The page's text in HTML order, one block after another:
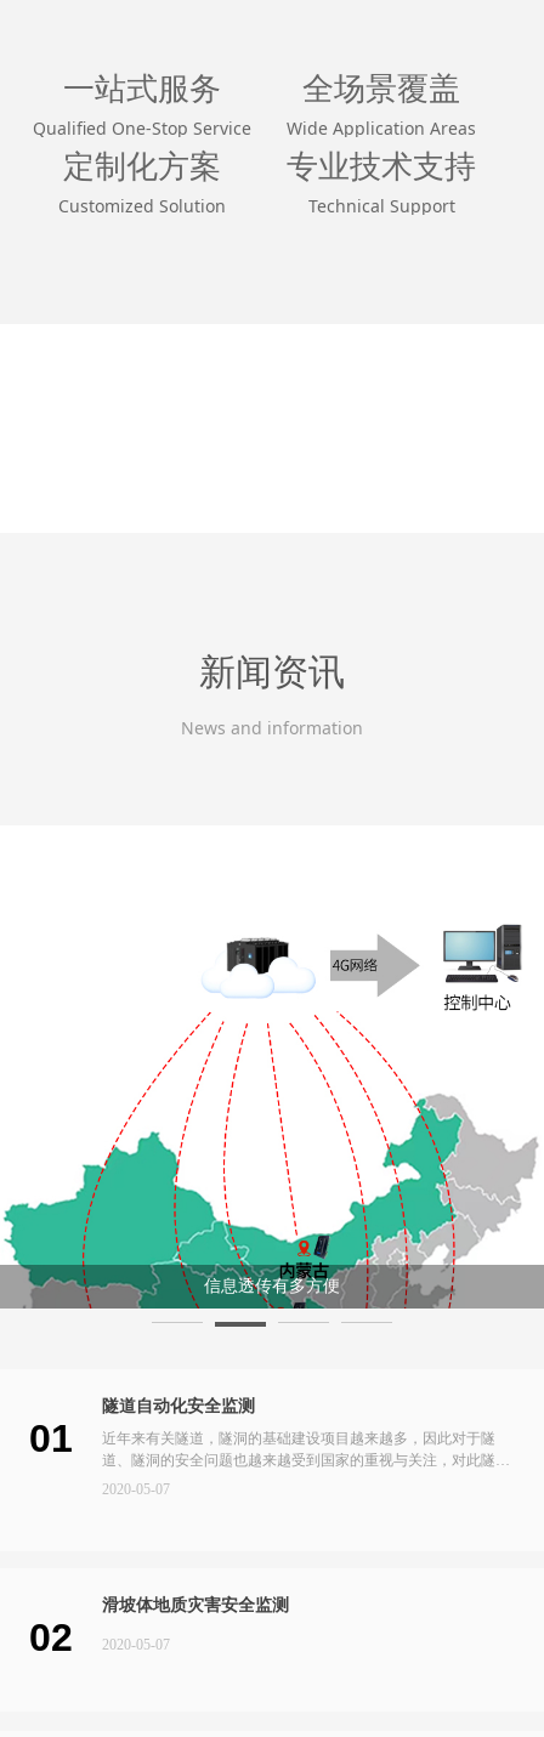
一站式服务
Qualified One-Stop Service
全场景覆盖
Wide Application Areas
专业技术支持
Technical Support
定制化方案
Customized Solution
隧道自动化监测有几步骤
隧道自动化安全监测
近年来有关隧道，隧洞的基础建设项目越来越多，因此对于隧
道、隧洞的安全问题也越来越受到国家的重视与关注，对此隧洞
安全监测自动化显得尤为重要。
2020-05-07
01
02
滑坡体地质灾害安全监测
2020-05-07
新闻资讯
News and information